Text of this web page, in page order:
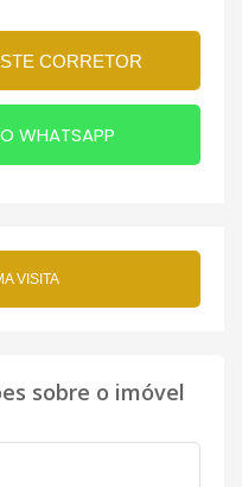
CORRETOR
WHATSAPP
VISITA
sobre o imóvel